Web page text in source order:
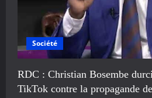
Société
RDC : Christian Bosembe
TikTok contre la propagande